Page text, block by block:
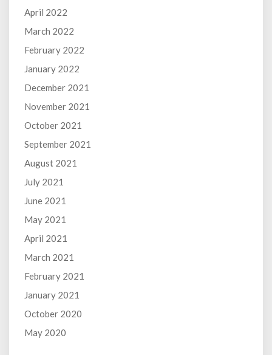
April 2022
March 2022
February 2022
January 2022
December 2021
November 2021
October 2021
September 2021
August 2021
July 2021
June 2021
May 2021
April 2021
March 2021
February 2021
January 2021
October 2020
May 2020